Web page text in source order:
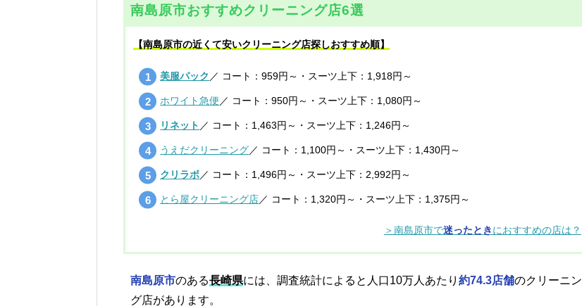
南島原市おすすめクリーニング店6選
【南島原市の近くて安いクリーニング店探しおすすめ順】
美服パック ／ コート：959円～・スーツ上下：1,918円～
ホワイト急便 ／ コート：950円～・スーツ上下：1,080円～
リネット ／ コート：1,463円～・スーツ上下：1,246円～
うえだクリーニング／ コート：1,100円～・スーツ上下：1,430円～
クリラボ／ コート：1,496円～・スーツ上下：2,992円～
とら屋クリーニング店／ コート：1,320円～・スーツ上下：1,375円～
＞南島原市で迷ったとき におすすめの店は？
南島原市のある長崎県には、調査統計によると人口10万人あたり 約74.3店舗のクリーニン
グ店があります。